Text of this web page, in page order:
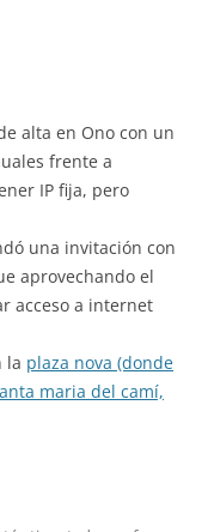
alta en Ono con un
frente a
IP fija, pero
una invitación con
aprovechando el
acceso a internet
la plaza nova (donde
maria del camí,